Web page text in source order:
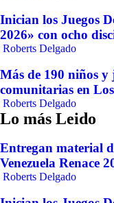
Inician los Juegos
2026» con ocho
Roberts Delgado
Más de 190 niños y
comunitarias en
Roberts Delgado
Lo más Leido
Entregan material
Venezuela Renace
Roberts Delgado